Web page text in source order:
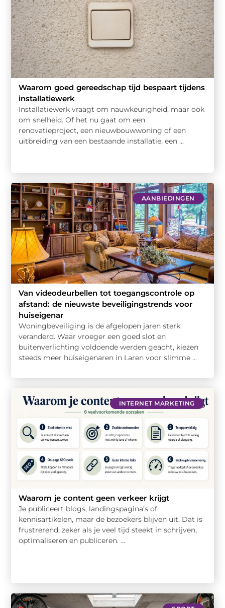
Waarom goed gereedschap tijd bespaart tijdens
installatiewerk
Installatiewerk vraagt om nauwkeurigheid, maar ook
om snelheid. Of het nu gaat om een
renovatieproject, een nieuwbouwwoning of een
uitbreiding van een bestaande installatie, een ...
AANBIEDINGEN
Van videodeurbellen tot toegangscontrole op
afstand: de nieuwste beveiligingstrends voor
huiseigenar
Woningbeveiliging is de afgelopen jaren sterk
veranderd. Waar vroeger een goed slot en
buitenverlichting voldoende werden geacht, kiezen
steeds meer huiseigenaren in Laren voor slimme ...
INTERNET MARKETING
Waarom je content geen verkeer krijgt
Je publiceert blogs, landingspagina’s of
kennisartikelen, maar de bezoekers blijven uit. Dat is
frustrerend, zeker als je veel tijd steekt in schrijven,
optimaliseren en publiceren. ...